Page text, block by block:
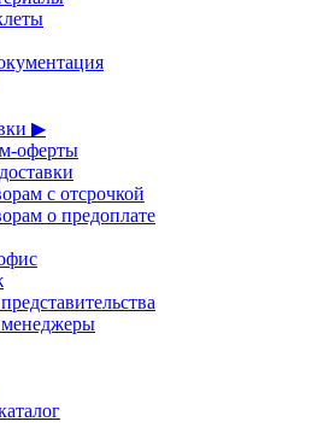
▶
оферты
с отсрочкой
о предоплате